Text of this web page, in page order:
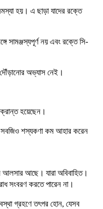
হয়। এ ছাড়া যাদের রক্তে
সামঞ্জস্যপূর্ণ নয় এবং রক্তে সি-
দৌঁড়ানোর অভ্যাস নেই।
হয়েছেন।
সবজিও শস্যকণা কম আহার করেন
আলসার আছে। যারা অবিবাহিত।
সংবরণ করতে পারেন না।
গ্রহণে তৎপর হোন, যেসব